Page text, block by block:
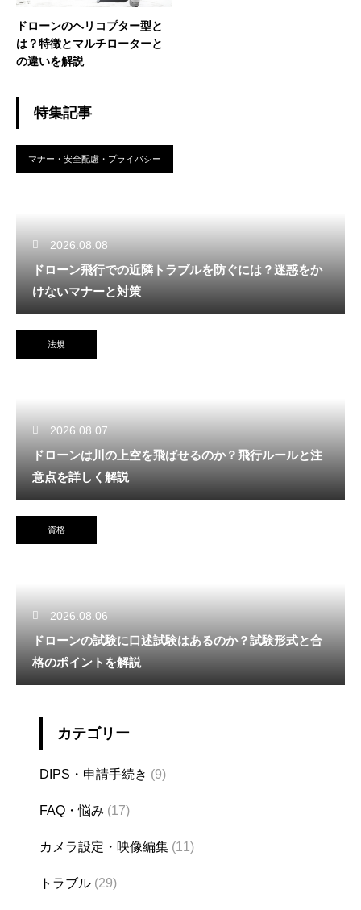
ドローンのヘリコプター型と
は？特徴とマルチローターと
の違いを解説
特集記事
マナー・安全配慮・プライバシー
2026.08.08
ドローン飛行での近隣トラブルを防ぐには？迷惑をか
けないマナーと対策
法規
2026.08.07
ドローンは川の上空を飛ばせるのか？飛行ルールと注
意点を詳しく解説
資格
2026.08.06
ドローンの試験に口述試験はあるのか？試験形式と合
格のポイントを解説
カテゴリー
DIPS・申請手続き (9)
FAQ・悩み (17)
カメラ設定・映像編集 (11)
トラブル (29)